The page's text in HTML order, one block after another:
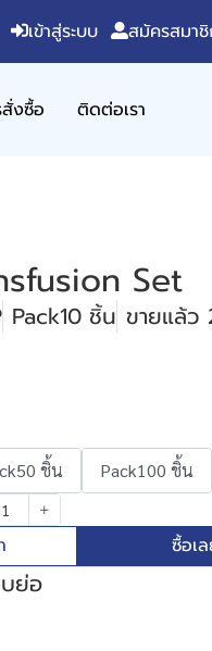
เข้าสู่ระบบ สมัครสมา
สั่งซื้อ ติดต่อเรา
Set
Pack10 ชิ้น ขายแล้ว
ชิ้น Pack100 ชิ้น
ซื้อเ
ย่อ